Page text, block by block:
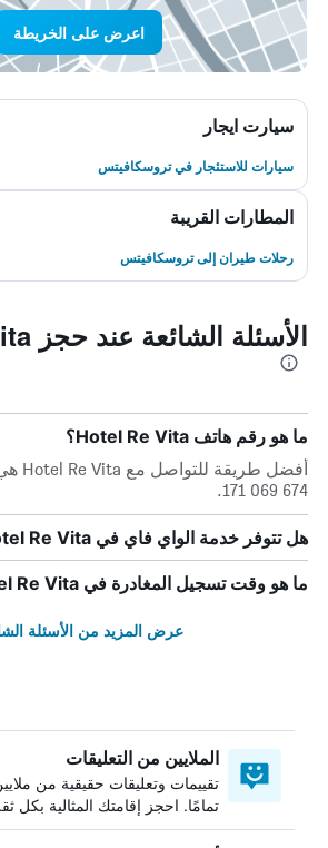
اعرض على الخريطة
سيارت ايجار
سيارات للاستئجار في تروسكافيتس
المطارات القريبة
رحلات طيران إلى تروسكافيتس
الأسئلة الشائعة عند حجز Hotel Re Vita
ما هو رقم هاتف Hotel Re Vita؟
674 069 171.
هل تتوفر خدمة الواي فاي في Hotel Re Vita؟
ما هو وقت تسجيل المغادرة في Hotel Re Vita؟
عرض المزيد من الأسئلة
الملايين من التعليقات
تقييمات وتعليقات حقيقية من
تمامًا. احجز إقامتك المثالية بكل